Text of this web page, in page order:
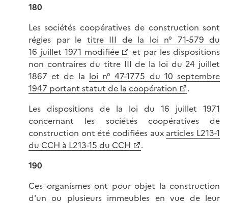
180
Les sociétés coopératives de construction sont
régies par le titre III de la loi n° 71-579 du
16 juillet 1971 modifiée
et par les dispositions
non contraires du titre III de la loi du 24 juillet
1867 et de la loi n° 47-1775 du 10 septembre
1947 portant statut de la coopération
.
Les dispositions de la loi du 16 juillet 1971
concernant les sociétés coopératives de
construction ont été codifiées aux articles L213-1
du CCH à L213-15 du CCH
.
190
Ces organismes ont pour objet la construction
d'un ou plusieurs immeubles en vue de leur